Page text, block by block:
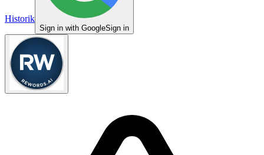
Historik
Sign in with GoogleSign in